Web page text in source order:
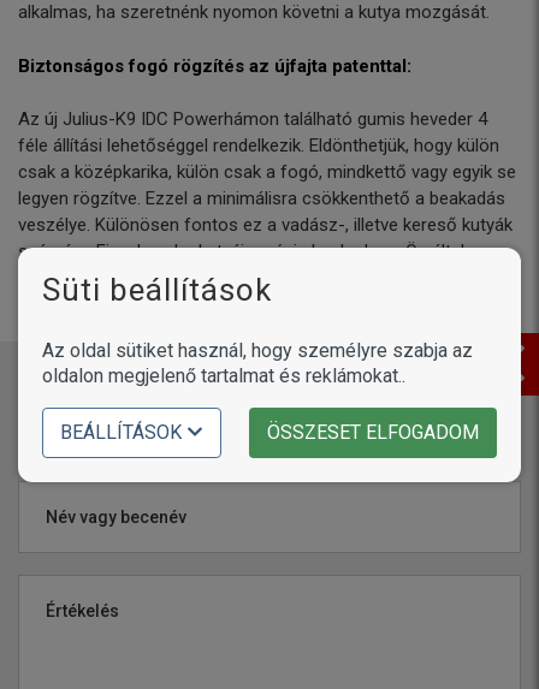
alkalmas, ha szeretnénk nyomon követni a kutya mozgását.
Biztonságos fogó rögzítés az újfajta patenttal:
Az új Julius-K9 IDC Powerhámon található gumis heveder 4
féle állítási lehetőséggel rendelkezik. Eldönthetjük, hogy külön
csak a középkarika, külön csak a fogó, mindkettő vagy egyik se
legyen rögzítve. Ezzel a minimálisra csökkenthető a beakadás
veszélye. Különösen fontos ez a vadász-, illetve kereső kutyák
számára. Figyelem: ha kutyája mégis beakad egy Ön által nem
látható helyen, az IDC-Powerhámból így is ki tud szabadulni
hátrafelé.
Értékeld a terméket!
Név vagy becenév
Értékelés
Süti beállítások
Az oldal sütiket használ, hogy személyre szabja az
oldalon megjelenő tartalmat és reklámokat..
BEÁLLÍTÁSOK ÖSSZESET ELFOGADOM